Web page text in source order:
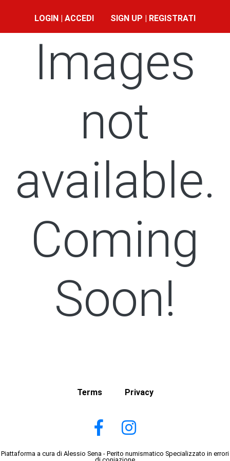
LOGIN | ACCEDI SIGN UP | REGISTRATI
Images
not
available.
Coming
Soon!
Terms Privacy
Piattaforma a cura di Alessio Sena - Perito numismatico Specializzato in errori